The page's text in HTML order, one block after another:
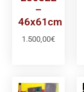
–
46x61cm
1.500,00€